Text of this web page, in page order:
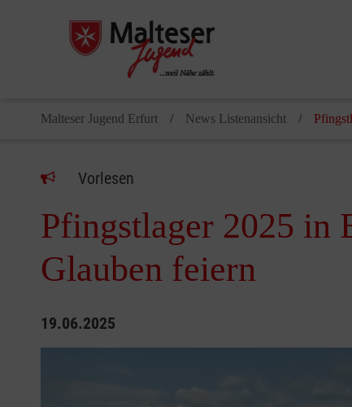
Malteser Jugend Erfurt News Listenansicht
Vorlesen
Pfingstlager 2025 in
Glauben feiern
19.06.2025